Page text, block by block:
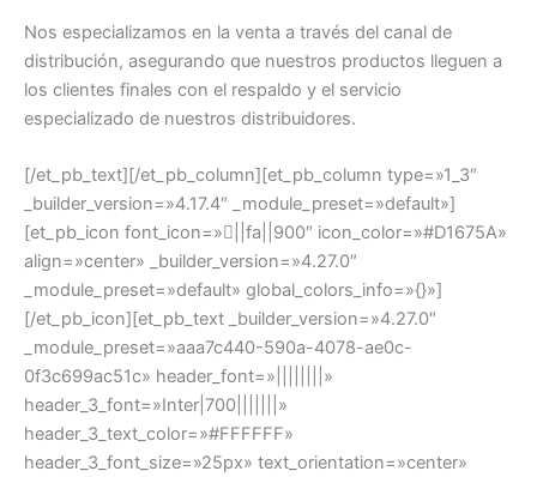
Nos especializamos en la venta a través del canal de
distribución, asegurando que nuestros productos lleguen a
los clientes finales con el respaldo y el servicio
especializado de nuestros distribuidores.
[/et_pb_text][/et_pb_column][et_pb_column type=»1_3″
_builder_version=»4.17.4″ _module_preset=»default»]
[et_pb_icon font_icon=»||fa||900″ icon_color=»#D1675A»
align=»center» _builder_version=»4.27.0″
_module_preset=»default» global_colors_info=»{}»]
[/et_pb_icon][et_pb_text _builder_version=»4.27.0″
_module_preset=»aaa7c440-590a-4078-ae0c-
0f3c699ac51c» header_font=»||||||||»
header_3_font=»Inter|700|||||||»
header_3_text_color=»#FFFFFF»
header_3_font_size=»25px» text_orientation=»center»